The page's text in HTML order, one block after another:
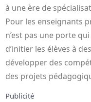
à une ère de
Pour les enseignants
n’est pas une porte
d’initier les élèves à
développer des
des projets
Publicité